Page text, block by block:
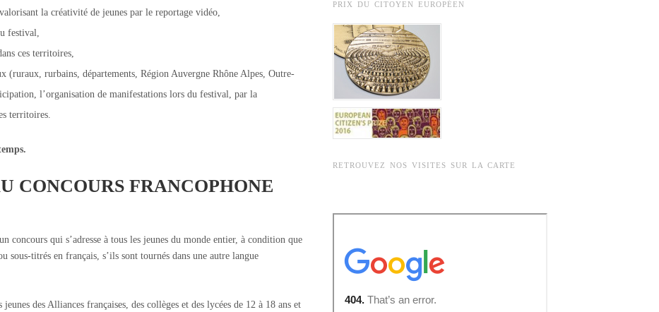
la créativité de jeunes par le reportage vidéo,
festival,
ces territoires,
(ruraux, rurbains, départements, Région Auvergne Rhône Alpes, Outre-
l’organisation de manifestations lors du festival, par la
territoires.
CONCOURS FRANCOPHONE
concours qui s’adresse à tous les jeunes du monde entier, à condition que
sous-titrés en français, s’ils sont tournés dans une autre langue
des Alliances françaises, des collèges et des lycées de 12 à 18 ans et
PRIX DU CITOYEN EUROPÉEN
RETROUVEZ NOS VISITES SUR LA CARTE